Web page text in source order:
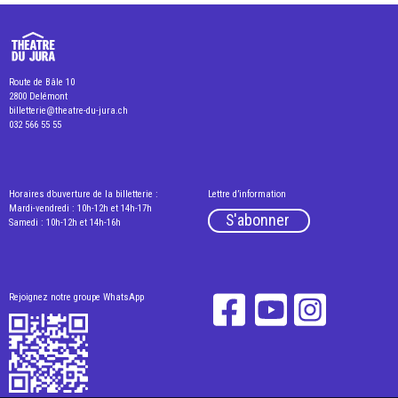
Route de Bâle 10
2800 Delémont
billetterie@theatre-du-jura.ch
032 566 55 55
Horaires d’ouverture de la billetterie :
Mardi-vendredi : 10h-12h et 14h-17h
Samedi : 10h-12h et 14h-16h
Lettre d’information
S'abonner
Rejoignez notre groupe WhatsApp